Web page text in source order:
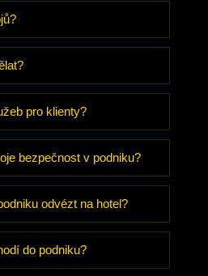
pro klienty?
bezpečnost v podniku?
odvézt na hotel?
do podniku?